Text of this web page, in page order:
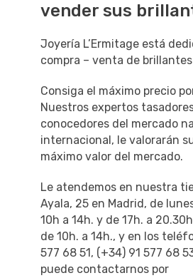
vender sus
Joyería L’Ermitage está
compra – venta de
Consiga el máximo precio
Nuestros expertos
conocedores del mercado
internacional, le valorarán
máximo valor del mercado.
Le atendemos en nuestra
Ayala, 25 en Madrid, de
10h a 14h. y de 17h. a
de 10h. a 14h., y en los
577 68 51, (+34) 91 577 68
puede contactarnos por